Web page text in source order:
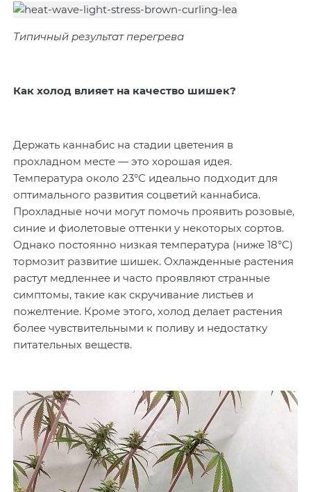
Типичный результат перегрева
Как холод влияет на качество шишек?
Держать каннабис на стадии цветения в
прохладном месте — это хорошая идея.
Температура около 23°C идеально подходит для
оптимального развития соцветий каннабиса.
Прохладные ночи могут помочь проявить розовые,
синие и фиолетовые оттенки у некоторых сортов.
Однако постоянно низкая температура (ниже 18°C)
тормозит развитие шишек. Охлажденные растения
растут медленнее и часто проявляют странные
симптомы, такие как скручивание листьев и
пожелтение. Кроме этого, холод делает растения
более чувствительными к поливу и недостатку
питательных веществ.